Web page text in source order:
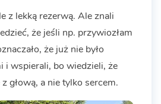
z lekką rezerwą. Ale znali
że jeśli np. przywiozłam
że już nie było
i wspierali, bo wiedzieli, że
głową, a nie tylko sercem.